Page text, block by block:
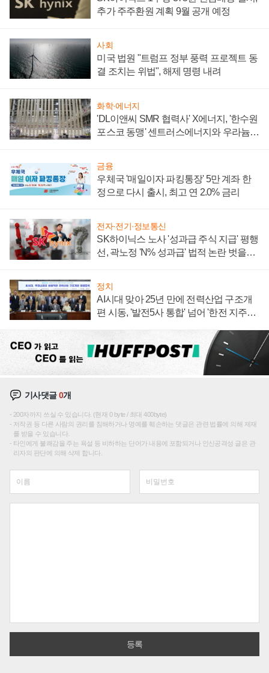
추가 주주환원 계획 9월 공개 예정
사회
미국 법원 "트럼프 정부 풍력 프로젝트 동
결 조치는 위법", 해제 명령 내려
화학·에너지
'DL이앤씨 SMR 협력사' X에너지, '한수원
포스코 동맹' 센트러스에너지와 우라늄
금융
우체국 '매일이자 파킹통장' 5만 계좌 한
정으로 다시 출시, 최고 연 2.0% 금리
전자·전기·정보통신
SK하이닉스 노사 '성과급 주식 지급' 평행
선, 곽노정 'N% 성과급' 법적 논란 벗을지
정치
AI시대 맞아 25년 만에 전력산업 구조개
편 시동, '발전5사 통합' 넘어 '한전 지주사'
기사댓글0개
200자까지 쓰실 수 있습니다. (현재 0 byte / 최대 400byte)
저작권 등 다른 사람의 권리를 침해하거나 명예를 훼손하는 댓글은 관련 법률에 의해 제재
를 받을 수 있습니다.
타인에게 불쾌감을 주는 욕설 등 비하하는 단어가 내용에 포함되거나 인신공격성 글은 관
리자의 판단에 의해 삭제 합니다.